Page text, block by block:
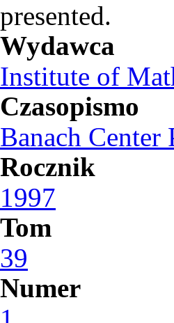
presented.
Wydawca
Institute of
Czasopismo
Banach Center
Rocznik
1997
Tom
39
Numer